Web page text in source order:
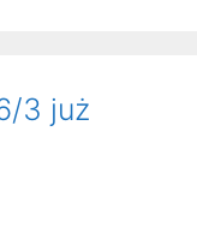
3 już